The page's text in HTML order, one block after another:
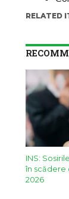
RELATED
INS:
în scădere
2026